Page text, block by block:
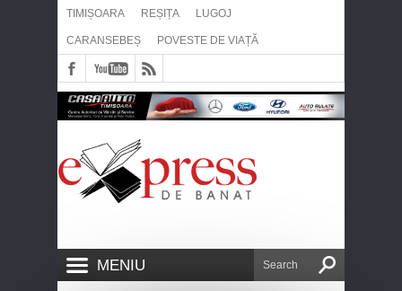
TIMIȘOARA REȘIȚA LUGOJ
CARANSEBEȘ POVESTE DE VIAȚĂ
MENIU